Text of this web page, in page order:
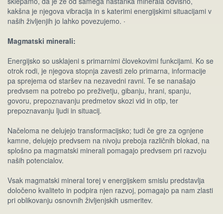
kakšna je njegova vibracija in s katerimi energijskimi situacijami v
naših življenjih jo lahko povezujemo. ∙
Magmatski minerali:
Energijsko so usklajeni s primarnimi človekovimi funkcijami. Ko se
otrok rodi, je njegova stopnja zavesti zelo primarna, informacije
pa sprejema od staršev na nezavedni ravni. Te se nanašajo
predvsem na potrebo po preživetju, gibanju, hrani, spanju,
govoru, prepoznavanju predmetov skozi vid in otip, ter
prepoznavanju ljudi in situacij.
Načeloma ne delujejo transformacijsko; tudi če gre za ognjene
kamne, delujejo predvsem na nivoju preboja različnih blokad, na
splošno pa magmatski minerali pomagajo predvsem pri razvoju
naših potencialov.
Vsak magmatski mineral torej v energijskem smislu predstavlja
določeno kvaliteto in podpira njen razvoj, pomagajo pa nam zlasti
pri oblikovanju osnovnih življenjskih usmeritev.